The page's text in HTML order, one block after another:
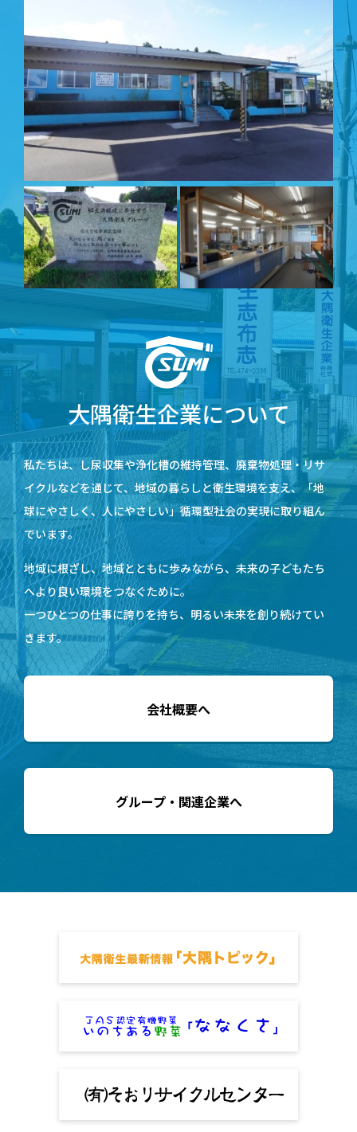
大隅衛生企業について
私たちは、し尿収集や浄化槽の維持管理、廃棄物処理・リサ
イクルなどを通じて、地域の暮らしと衛生環境を支え、「地
球にやさしく、人にやさしい」循環型社会の実現に取り組ん
でいます。
地域に根ざし、地域とともに歩みながら、未来の子どもたち
へより良い環境をつなぐために。
一つひとつの仕事に誇りを持ち、明るい未来を創り続けてい
きます。
会社概要へ
グループ・関連企業へ